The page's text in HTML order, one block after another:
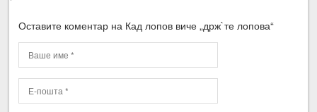
Оставите коментар на Кад лопов виче „држ`те лопова“